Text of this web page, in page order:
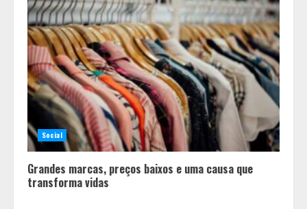
3
O esgotamento parental e os “pais
perfeitos” da internet: Como a
busca por uma criação idealizada
afeta a saúde mental da família
Mercure Belo Horizonte Savassi
inaugura novo espaço com o
Delicatto Restaurante
Social
Grandes marcas, preços baixos e uma causa que
transforma vidas